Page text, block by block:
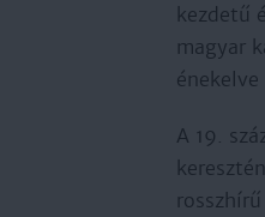
kezdetű
magyar
énekelve
A 19.